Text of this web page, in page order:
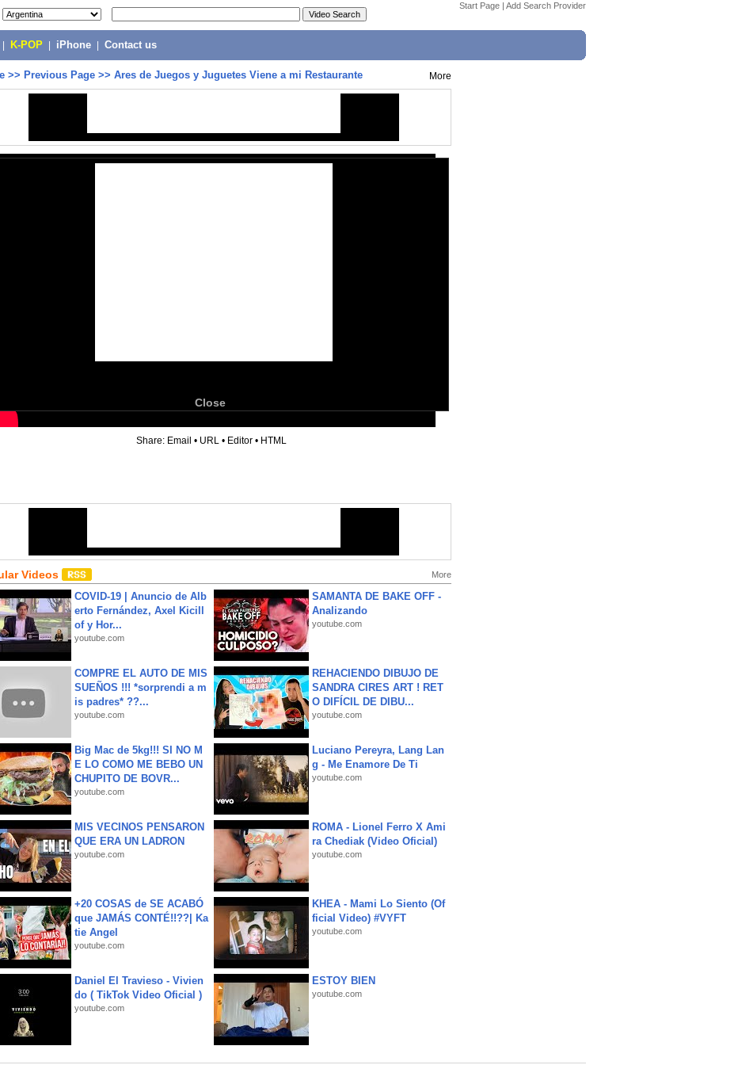
Start Page | Add Search Provider
K-POP iPhone Contact us
>> Previous Page >> Ares de Juegos y Juguetes Viene a mi Restaurante More
Close
Share: Email • URL • Editor • HTML
Videos More
COVID-19 | Anuncio de Alb
erto Fernández, Axel Kicill
of y Hor...
youtube.com
SAMANTA DE BAKE OFF -
Analizando
youtube.com
COMPRE EL AUTO DE MIS
SUEÑOS !!! *sorprendi a m
is padres* ??...
youtube.com
REHACIENDO DIBUJO DE
SANDRA CIRES ART ! RET
O DIFÍCIL DE DIBU...
youtube.com
Big Mac de 5kg!!! SI NO M
E LO COMO ME BEBO UN
CHUPITO DE BOVR...
youtube.com
Luciano Pereyra, Lang Lan
g - Me Enamore De Ti
youtube.com
MIS VECINOS PENSARON
QUE ERA UN LADRON
youtube.com
ROMA - Lionel Ferro X Ami
ra Chediak (Video Oficial)
youtube.com
+20 COSAS de SE ACABÓ
que JAMÁS CONTÉ!!??| Ka
tie Angel
youtube.com
KHEA - Mami Lo Siento (Of
ficial Video) #VYFT
youtube.com
Daniel El Travieso - Vivien
do ( TikTok Video Oficial )
youtube.com
ESTOY BIEN
youtube.com